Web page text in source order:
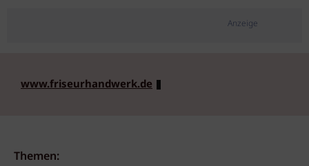
Anzeige
www.friseurhandwerk.de
Themen: